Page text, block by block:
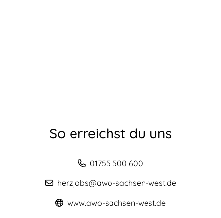
So erreichst du uns
01755 500 600
herzjobs@awo-sachsen-west.de
www.awo-sachsen-west.de